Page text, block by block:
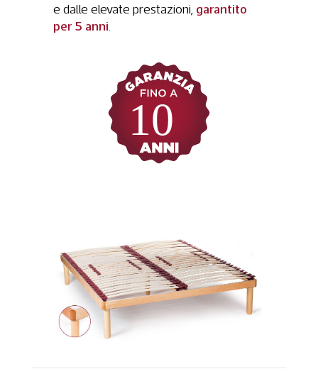
e dalle elevate prestazioni, garantito
per 5 anni